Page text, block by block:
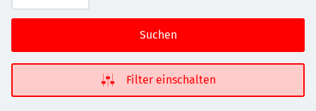
Suchen
Filter einschalten